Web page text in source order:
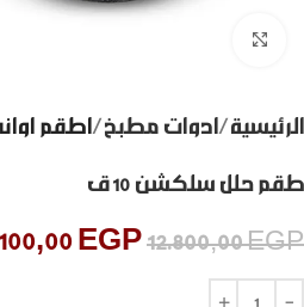
الرئيسية ادوات مطبخ اطقم
طقم حلل سلكشن 10 ق
12.800,00EGP
EGP